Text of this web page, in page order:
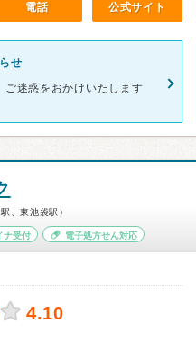
電話 公式サイト
せ
迷惑をおかけいたします
、東池袋駅）
ナ受付 電子処方せん対応
4.10